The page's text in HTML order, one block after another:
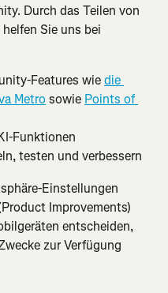
Durch das Teilen von
Sie uns bei
Features wie die
Metro sowie Points of
Funktionen
testen und verbessern
Einstellungen
Improvements)
entscheiden,
zur Verfügung